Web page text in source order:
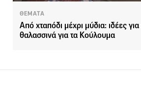
ΘΕΜΑΤΑ
Από χταπόδι μέχρι μύδια: ιδέες
θαλασσινά για τα Κούλουμα